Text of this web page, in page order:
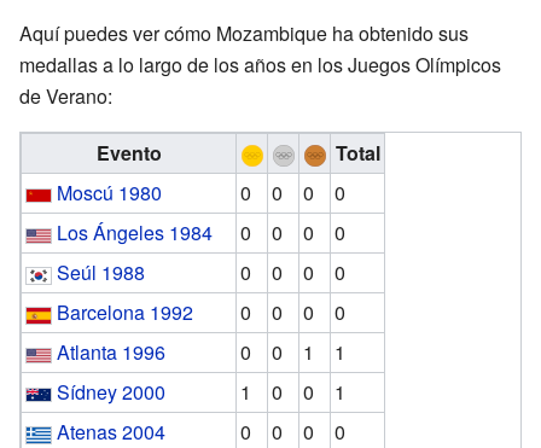
Aquí puedes ver cómo Mozambique ha obtenido sus
medallas a lo largo de los años en los Juegos Olímpicos
de Verano:
Evento
Total
Moscú 1980
0 0 0
0
Los Ángeles 1984
0 0 0
0
Seúl 1988
0 0 0
0
Barcelona 1992
0 0 0
0
Atlanta 1996
0 0 1
1
Sídney 2000
1 0 0
1
Atenas 2004
0 0 0
0